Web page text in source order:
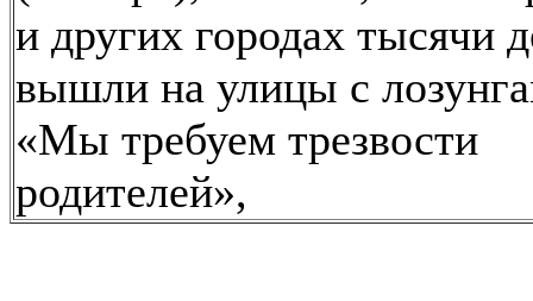
и других городах тысячи
вышли на улицы с
«Мы требуем трезвости
родителей»,